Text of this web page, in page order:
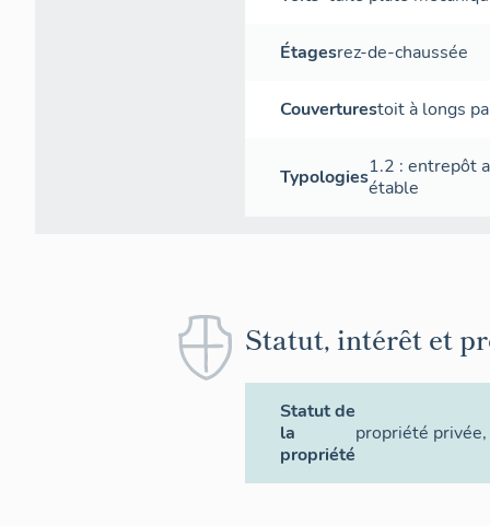
Étagesrez-de-chaussée
Couverturestoit à longs
Typologies1.2 : entrepôt
étable
Statut, intérêt et
Statut de
la
propriété
propriété privée